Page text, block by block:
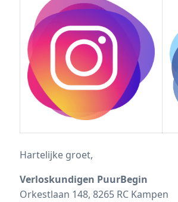
Hartelijke groet,
Verloskundigen PuurBegin
Orkestlaan 148, 8265 RC Kampen